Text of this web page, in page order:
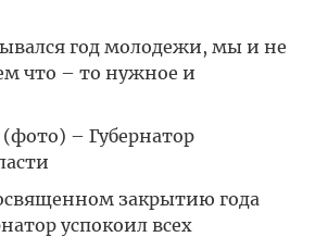
год молодежи, мы и не
что – то нужное и
– Губернатор
закрытию года
успокоил всех